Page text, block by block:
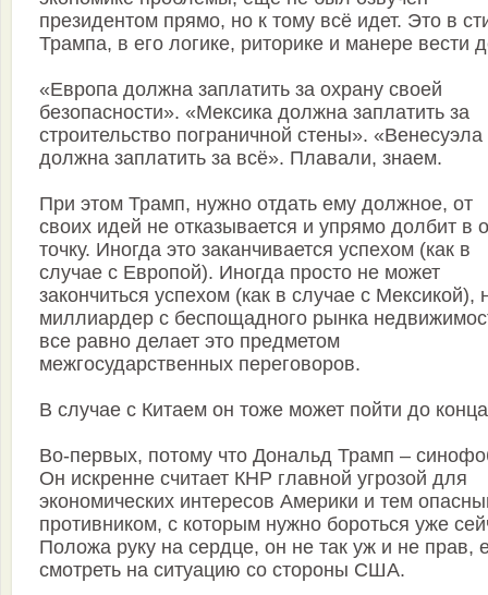
президентом прямо, но к тому всё идет. Это в
Трампа, в его логике, риторике и манере вести
«Европа должна заплатить за охрану своей
безопасности». «Мексика должна заплатить за
строительство пограничной стены». «Венесуэла
должна заплатить за всё». Плавали, знаем.
При этом Трамп, нужно отдать ему должное, от
своих идей не отказывается и упрямо долбит в
точку. Иногда это заканчивается успехом (как в
случае с Европой). Иногда просто не может
закончиться успехом (как в случае с Мексикой),
миллиардер с беспощадного рынка
все равно делает это предметом
межгосударственных переговоров.
В случае с Китаем он тоже может пойти до
Во-первых, потому что Дональд Трамп –
Он искренне считает КНР главной угрозой для
экономических интересов Америки и тем
противником, с которым нужно бороться уже
Положа руку на сердце, он не так уж и не прав,
смотреть на ситуацию со стороны США.